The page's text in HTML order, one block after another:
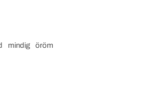
mindig öröm